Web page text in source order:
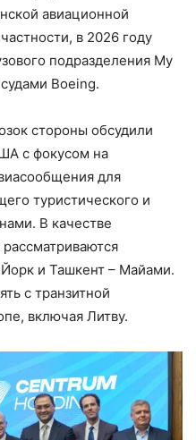
авиационной
в 2026 году
подразделения My
Boeing.
стороны обсудили
с фокусом на
для
туристического и
В качестве
и Ташкент – Майами.
с транзитной
включая Литву.